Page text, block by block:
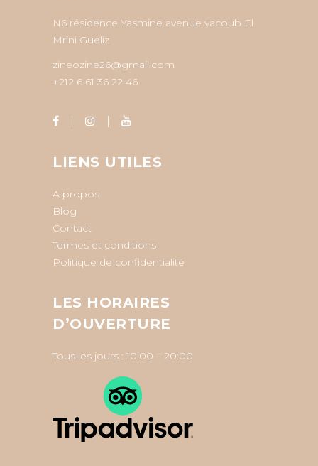
N6 résidence Yasmine avenue yacoub El
Mrini Gueliz
zineozine26@gmail.com
+212 6 61 36 22 46
LIENS UTILES
A propos
Blog
Contact
Termes et conditions
Politique de confidentialité
LES HORAIRES
D’OUVERTURE
Tous les jours : 10:00 – 20:00